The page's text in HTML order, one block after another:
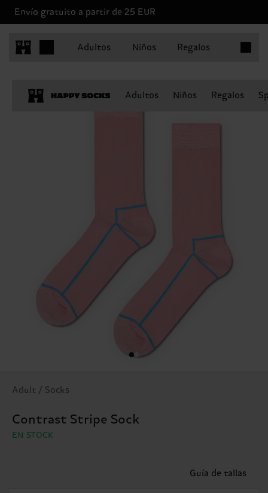
Envío gratuito a partir de 25 EUR
Adultos Niños Regalos
Adultos Niños Regalos
Adult / Socks
Contrast Stripe Sock
EN STOCK
Guía de tallas